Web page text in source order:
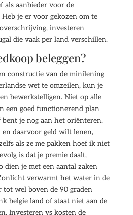
als aanbieder voor de
je er voor gekozen om te
investeren
die vaak per land verschillen.
beleggen?
constructie van de minilening
wet te omzeilen, kun je
bewerkstelligen. Niet op alle
een goed functionerend plan
je nog aan het oriënteren.
daarvoor geld wilt lenen,
als ze me pakken hoef ik niet
is dat je premie daalt,
dien je met een aantal zaken
verwarmt het water in de
tot wel boven de 90 graden
belgie land of staat niet aan de
Investeren vs kosten de